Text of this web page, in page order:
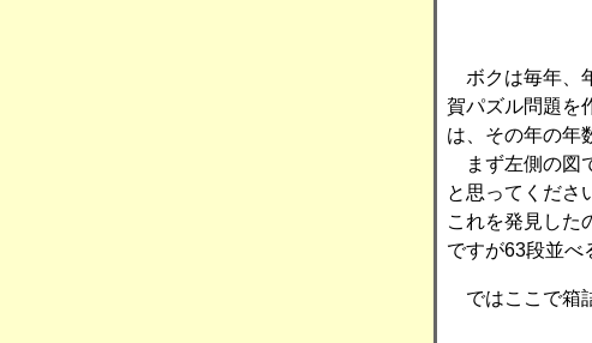
ボクは毎年、
賀パズル問題を
は、その年の年
まず左側の図
と思ってくださ
これを発見した
ですが63段並べ
ではここで箱